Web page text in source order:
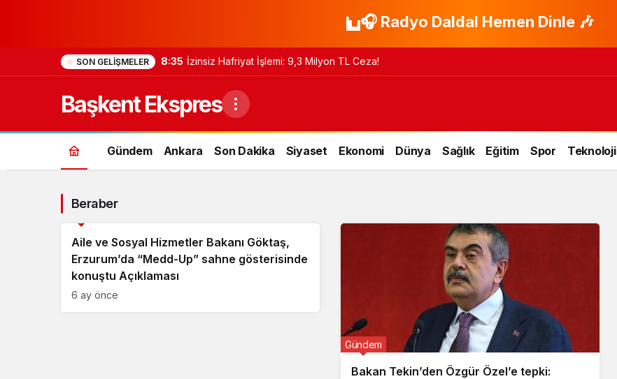
🎧 Radyo Daldal Hemen Dinle 🎶
SON GELIŞMELER 8:35 İzinsiz Hafriyat İşlemi: 9,3 Milyon TL Ceza!
Başkent Ekspres
Gündem Ankara Son Dakika Siyaset Ekonomi Dünya Sağlık Eğitim Spor Teknoloji
Beraber
Aile ve Sosyal Hizmetler Bakanı Göktaş,
Erzurum’da “Medd-Up” sahne gösterisinde
konuştu Açıklaması
6 ay önce
Bakan Tekin’den Özgür Özel’e tepki:
Gündem